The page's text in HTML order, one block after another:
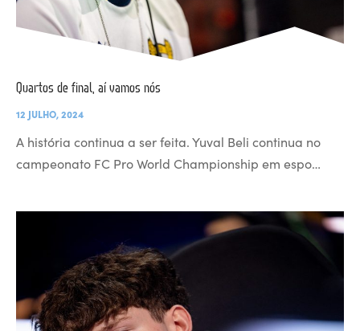
Quartos de final, aí vamos nós
12 JULHO, 2024
A história continua a ser feita. Yuval Beli continua no
campeonato FC Pro World Championship em espo…